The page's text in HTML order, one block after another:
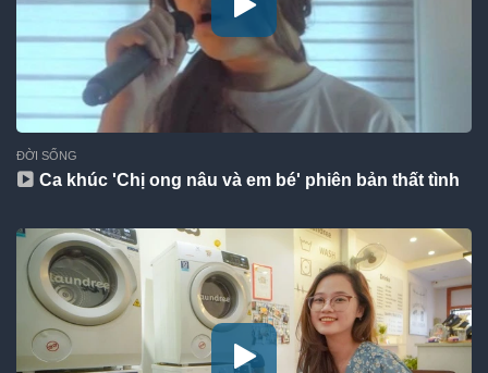
ĐỜI SỐNG
Ca khúc 'Chị ong nâu và em bé' phiên bản thất tình